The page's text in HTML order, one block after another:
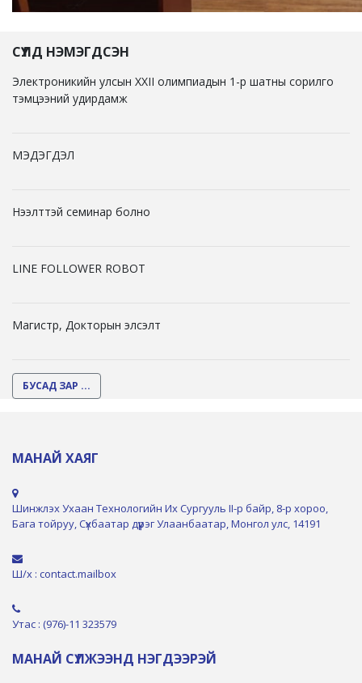
СҮҮЛД НЭМЭГДСЭН
Электроникийн улсын XXII олимпиадын 1-р шатны сорилго
тэмцээний удирдамж
МЭДЭГДЭЛ
Нээлттэй семинар болно
LINE FOLLOWER ROBOT
Магистр, Докторын элсэлт
БУСАД ЗАР ...
МАНАЙ ХАЯГ
Шинжлэх Ухаан Технологийн Их Сургууль II-р байр, 8-р хороо,
Бага тойруу, Сүхбаатар дүүрэг Улаанбаатар, Монгол улс, 14191
Ш/х : contact.mailbox
Утас : (976)-11 323579
МАНАЙ СҮЛЖЭЭНД НЭГДЭЭРЭЙ